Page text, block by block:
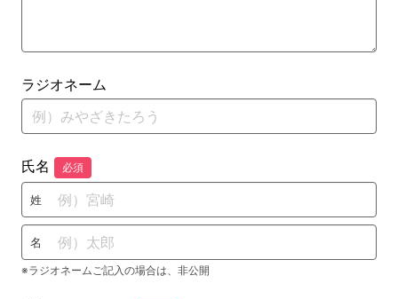
ラジオネーム
氏名 必須
姓
名
※ラジオネームご記入の場合は、非公開